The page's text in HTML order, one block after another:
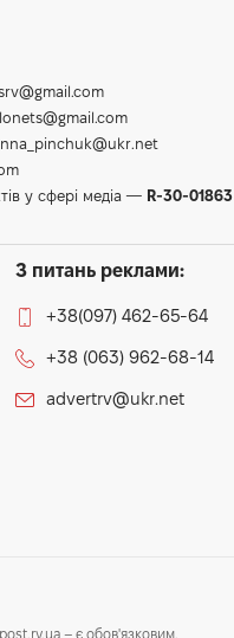
у сфері медіа — R-30-01863
З питань реклами:
+38(097) 462-65-64
+38 (063) 962-68-14
advertrv@ukr.net
– є обов'язковим.